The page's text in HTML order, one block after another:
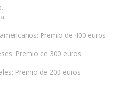
Premio de 400 euros
Premio de 300 euros
Premio de 200 euros